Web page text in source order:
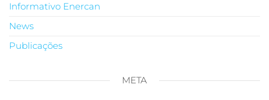
Informativo Enercan
News
Publicações
META